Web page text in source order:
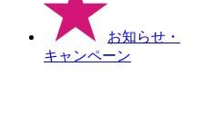
お知らせ ・
キャンペーン